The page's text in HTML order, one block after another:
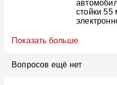
стойки 55
Показать больше
Вопросов ещё нет